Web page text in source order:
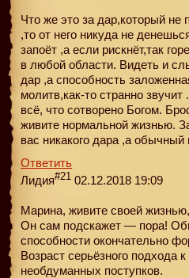
Что же это за дар,который не
,то от него никуда не
запоёт ,а если рискнёт,так
в любой области. Видеть и
дар ,а способность
молитв,как-то странно
всё, что сотворено Богом.
живите нормальной жизнью.
вас никакого дара ,а обычный
Ответить
Лидия#21 02.12.2018 19:09
Марина, живите своей
Он сам подскажет — пора!
способности окончательно
Возраст серьёзного подхода
необдуманных поступков.